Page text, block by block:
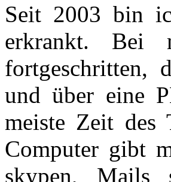
Seit 2003 bin
erkrankt. Bei
fortgeschritten,
und über eine
meiste Zeit des
Computer gibt
skypen, Mails